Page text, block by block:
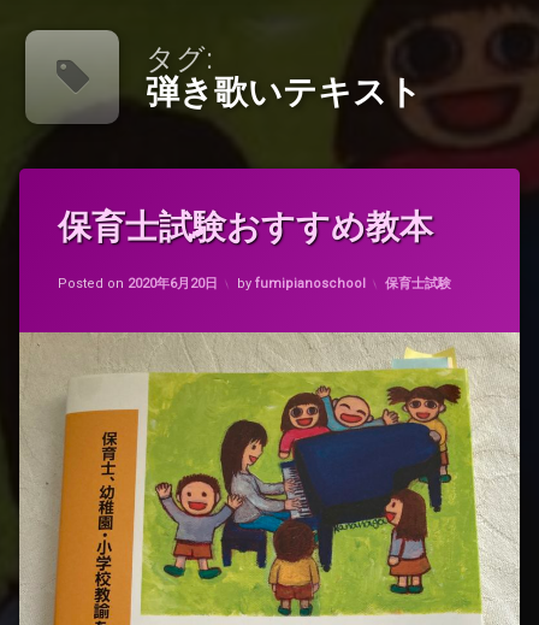
タグ:
弾き歌いテキスト
保育士試験おすすめ教本
Posted on 2020年6月20日
Updated on 2021年3月12日
by fumipianoschool カテゴリー:
保育士試験
ピ
ア